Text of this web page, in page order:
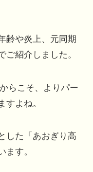
齢や炎上、元同期
ご紹介しました。
らこそ、よりパー
すよね。
した「あおぎり高
ます。